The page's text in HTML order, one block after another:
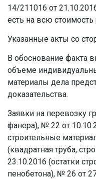
14/211016 от
есть на всю
Указанные акты со
В обоснование факта
объеме
материалы дела
доказательства.
Заявки на перевозку
фанера), № 22 от
строительные
(квадратная труба,
23.10.2016 (остатки
пенобетона), № 26 от